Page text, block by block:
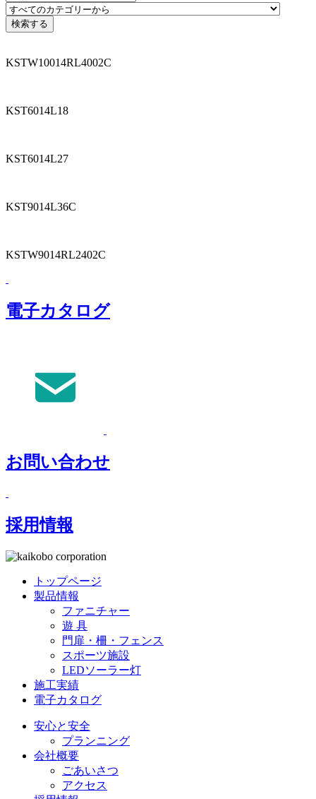
KSTW10014RL4002C
KST6014L18
KST6014L27
KST9014L36C
KSTW9014RL2402C
電子カタログ
お問い合わせ
採用情報
トップページ
製品情報
ファニチャー
遊 具
門扉・柵・フェンス
スポーツ施設
LEDソーラー灯
施工実績
電子カタログ
安心と安全
プランニング
会社概要
ごあいさつ
アクセス